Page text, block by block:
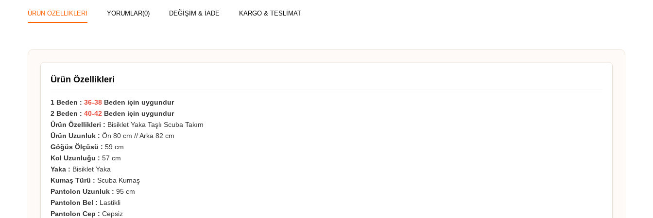
ÜRÜN ÖZELLIKLERI YORUMLAR(0) DEĞİŞİM & İADE KARGO & TESLİMAT
Ürün Özellikleri
1 Beden : 36-38 Beden için uygundur
2 Beden : 40-42 Beden için uygundur
Ürün Özellikleri : Bisiklet Yaka Taşlı Scuba Takım
Ürün Uzunluk : Ön 80 cm // Arka 82 cm
Göğüs Ölçüsü : 59 cm
Kol Uzunluğu : 57 cm
Yaka : Bisiklet Yaka
Kumaş Türü : Scuba Kumaş
Pantolon Uzunluk : 95 cm
Pantolon Bel : Lastikli
Pantolon Cep : Cepsiz